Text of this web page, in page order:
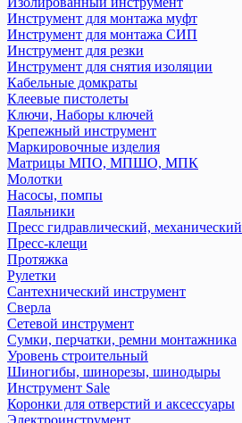
Инструмент для монтажа муфт
Инструмент для монтажа СИП
Инструмент для резки
Инструмент для снятия изоляции
Кабельные домкраты
Клеевые пистолеты
Ключи, Наборы ключей
Крепежный инструмент
Маркировочные изделия
Матрицы МПО, МПШО, МПК
Молотки
Насосы, помпы
Паяльники
Пресс гидравлический, механический
Пресс-клещи
Протяжка
Рулетки
Сантехнический инструмент
Сверла
Сетевой инструмент
Сумки, перчатки, ремни монтажника
Уровень строительный
Шиногибы, шинорезы, шинодыры
Инструмент Sale
Коронки для отверстий и аксессуары
Электроинструмент